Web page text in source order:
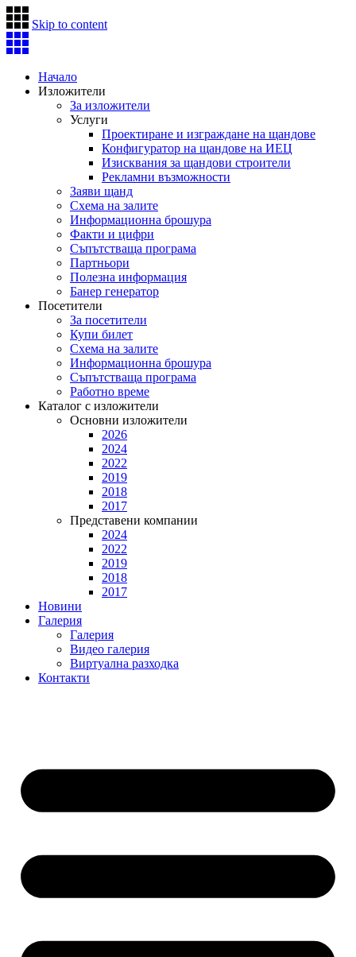
Skip to content
Начало
Изложители
За изложители
Услуги
Проектиране и изграждане на щандове
Конфигуратор на щандове на ИЕЦ
Изисквания за щандови строители
Рекламни възможности
Заяви щанд
Схема на залите
Информационна брошура
Факти и цифри
Съпътстваща програма
Партньори
Полезна информация
Банер генератор
Посетители
За посетители
Купи билет
Схема на залите
Информационна брошура
Съпътстваща програма
Работно време
Каталог с изложители
Основни изложители
2026
2024
2022
2019
2018
2017
Представени компании
2024
2022
2019
2018
2017
Новини
Галерия
Галерия
Видео галерия
Виртуална разходка
Контакти